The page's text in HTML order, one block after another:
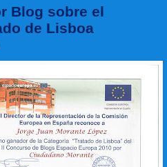
Blog sobre el
de Lisboa